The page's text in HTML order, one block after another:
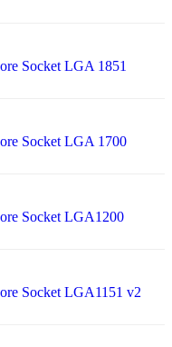
Socket LGA 1851
Socket LGA 1700
Socket LGA1200
Socket LGA1151 v2